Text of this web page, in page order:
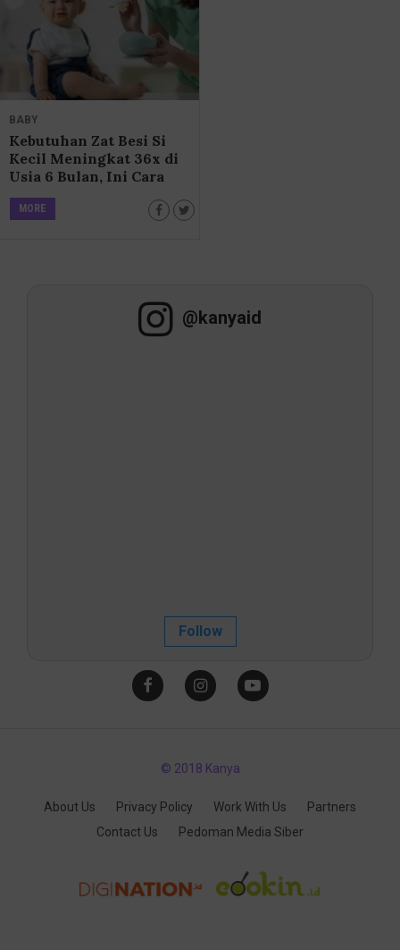
BABY
Kebutuhan Zat Besi Si
Kecil Meningkat 36x di
Usia 6 Bulan, Ini Cara
Memenuhinya!
MORE
@kanyaid
Follow
© 2018 Kanya
About Us Privacy Policy Work With Us
Partners
Contact Us
Pedoman Media Siber